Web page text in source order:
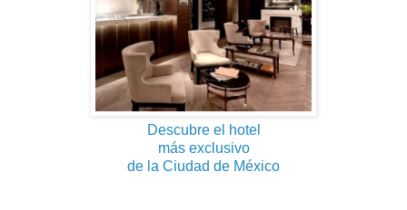
Descubre el hotel
más exclusivo
de la Ciudad de México